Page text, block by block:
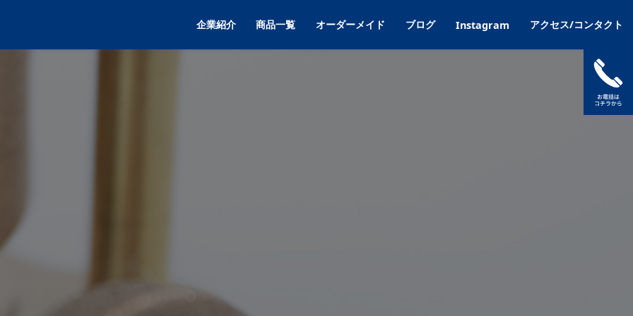
企業紹介 商品一覧 オーダーメイド ブログ Instagram アクセス/コンタクト